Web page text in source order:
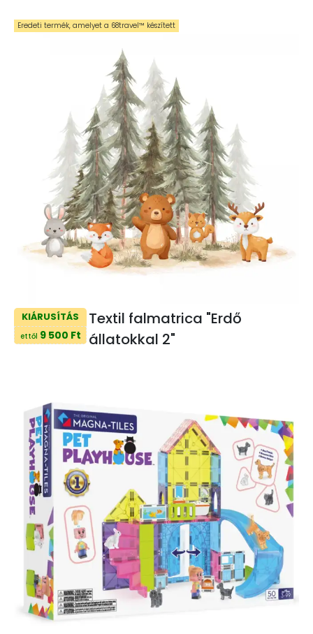
KIÁRUSÍTÁS
ettől 9 500 Ft
Textil falmatrica "Erdő
állatokkal 2"
Eredeti termék, amelyet a 68travel™️ készített